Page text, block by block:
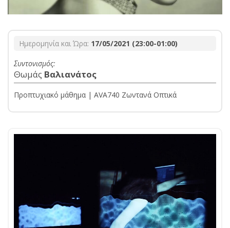
Ημερομηνία και Ώρα: 17/05/2021 (23:00-01:00)
Συντονισμός:
Θωμάς Βαλιανάτος
Προπτυχιακό μάθημα | AVA740 Ζωντανά Οπτικά